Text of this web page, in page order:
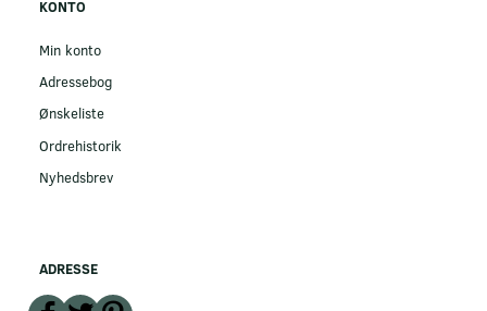
KONTO
Min konto
Adressebog
Ønskeliste
Ordrehistorik
Nyhedsbrev
ADRESSE